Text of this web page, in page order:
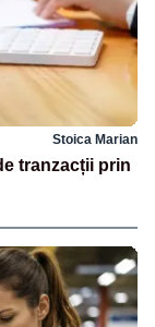
Stoica Marian
tranzacții prin